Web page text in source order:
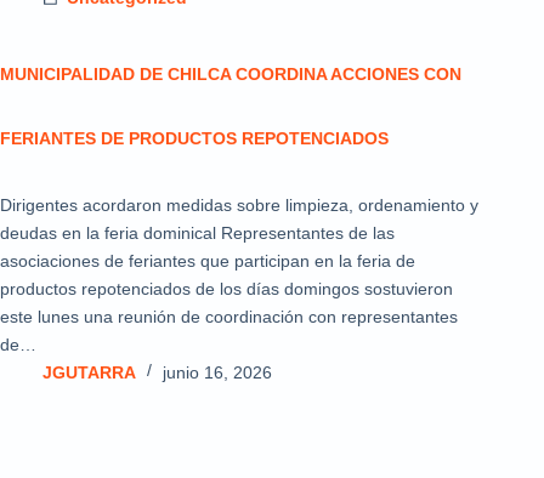
MUNICIPALIDAD DE CHILCA COORDINA ACCIONES CON
FERIANTES DE PRODUCTOS REPOTENCIADOS
Dirigentes acordaron medidas sobre limpieza, ordenamiento y
deudas en la feria dominical Representantes de las
asociaciones de feriantes que participan en la feria de
productos repotenciados de los días domingos sostuvieron
este lunes una reunión de coordinación con representantes
de…
JGUTARRA
junio 16, 2026